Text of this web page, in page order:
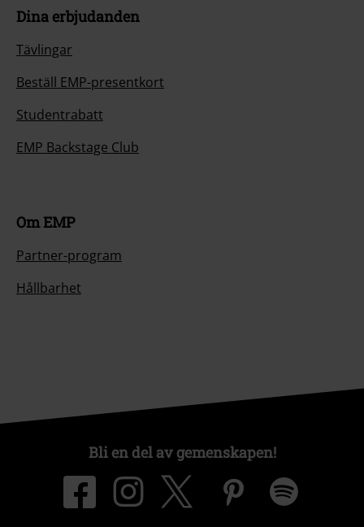
Dina erbjudanden
Tävlingar
Beställ EMP-presentkort
Studentrabatt
EMP Backstage Club
Om EMP
Partner-program
Hållbarhet
Bli en del av gemenskapen!